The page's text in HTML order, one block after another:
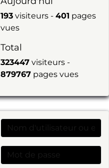
193 visiteurs -401 pages
vues
Total
323447 visiteurs -
879767 pages vues